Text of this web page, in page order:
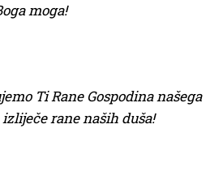
moga!
Ti Rane Gospodina našega
izliječe rane naših duša!